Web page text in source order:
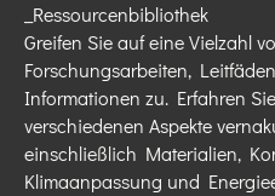
_Ressourcenbibliothek
Greifen Sie auf eine Vielzahl
Forschungsarbeiten,
Informationen zu. Erfahren
verschiedenen Aspekte
einschließlich Materialien,
Klimaanpassung und